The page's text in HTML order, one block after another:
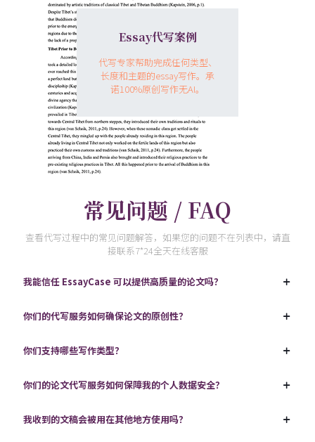
Essay代写案例
代写专家帮助完成任何类型、
长度和主题的essay写作。承
诺100%原创写作无AI。
常见问题 / FAQ
查看代写过程中的常见问题解答，如果您的问题不在列表中，请直
接联系7*24全天在线客服
我能信任 EssayCase 可以提供高质量的论文吗？
你们的代写服务如何确保论文的原创性？
你们支持哪些写作类型？
你们的论文代写服务如何保障我的个人数据安全？
我收到的文稿会被用在其他地方使用吗？